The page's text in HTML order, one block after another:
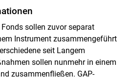
sollen zuvor separat
Instrument zusammengeführt
seit Langem
sollen nunmehr in einem
zusammenfließen. GAP-